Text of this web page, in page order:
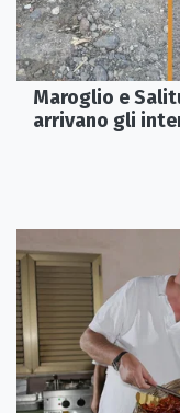
Maroglio e
arrivano gli